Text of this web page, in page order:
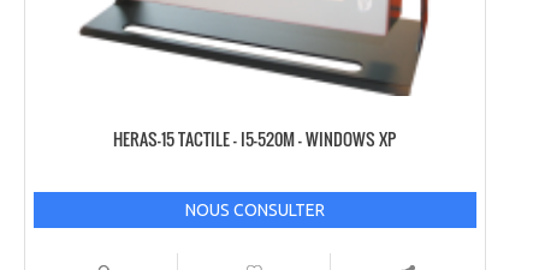
HERAS-15 TACTILE – I5-520M – WINDOWS XP
NOUS CONSULTER